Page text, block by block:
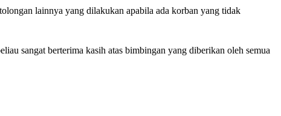
lainnya yang dilakukan apabila ada korban yang tidak
sangat berterima kasih atas bimbingan yang diberikan oleh semua